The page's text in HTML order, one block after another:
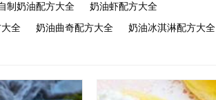
制奶油配方大全
奶油虾配方大全
全 奶油曲奇配方大全
奶油冰淇淋配方大全